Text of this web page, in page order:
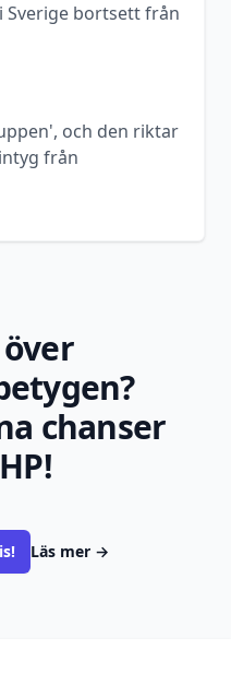
bortsett från
och den riktar
från
chanser
Läs mer →